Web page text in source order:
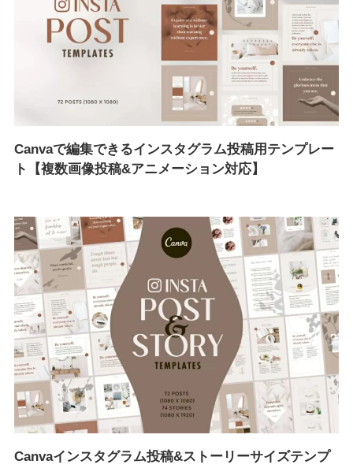
Canvaで編集できるインスタグラム投稿用テンプレー
ト【複数画像投稿&アニメーション対応】
Canvaインスタグラム投稿&ストーリーサイズテンプ